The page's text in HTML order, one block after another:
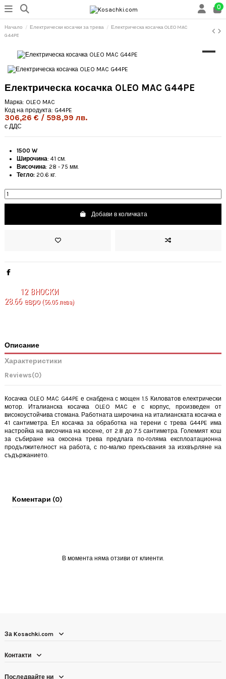
0
Начало Електрически косачки за трева
Електрическа косачка OLEO MAC
G44PE
Електрическа косачка OLEO MAC G44PE
Марка: OLEO MAC
Код на продукта: G44PE
306,26 € / 598,99 лв.
с ДДС
1500 W
Широчина: 41 см.
Височина: 28 - 75 мм.
Тегло: 20.6 кг.
Добави в количката
12 ВНОСКИ
28.66 евро(56.05 лева)
Описание
Характеристики
Reviews(0)
Косачка OLEO MAC G44PE е снабдена с мощен 1.5 Киловатов електрически
мотор. Италианска косачка OLEO MAC е с корпус, произведен от
високоустойчива стомана. Работната широчина на италианската косачка е
41 сантиметра. Ел косачка за обработка на терени с трева G44PE има
настройка на височина на косене, от 2.8 до 7.5 сантиметра. Големият кош
за събиране на окосена трева предлага по-голяма експлоатационна
продължителност на работа, с по-малко прекъсвания за изхвърляне на
съдържанието.
Коментари (0)
В момента няма отзиви от клиенти.
За Kosachki.com
Контакти
Последвайте ни